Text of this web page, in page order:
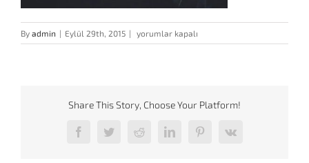
By admin | Eylül 29th, 2015 |
church-
compressor
yorumlar kapalı
Share This Story, Choose Your Platform!
FacebookTwitterRedditLinkedInPinterestVk